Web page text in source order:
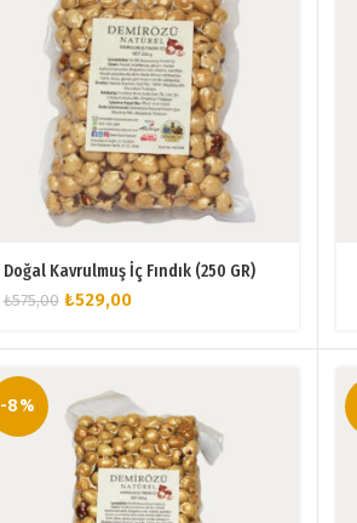
Doğal Kavrulmuş İç Fındık (250 GR)
₺575,00 Orijinal
₺575,00.
₺529,00Şu
fiyat:
-8%